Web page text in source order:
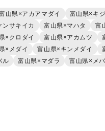
山県×アカアマダイ
富山県×キ
ンサキイカ 富山県×マハタ
富
×クロダイ 富山県×アカムツ
×メダイ 富山県×キンメダイ
ル 富山県×マダラ
富山県×メ